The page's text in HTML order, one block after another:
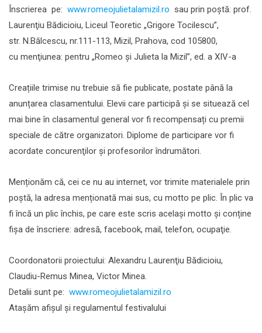
Înscrierea pe: www.romeojulietalamizil.ro sau prin poştă: prof.
Laurenţiu Bădicioiu, Liceul Teoretic „Grigore Tocilescu”,
str. N.Bălcescu, nr.111-113, Mizil, Prahova, cod 105800,
cu menţiunea: pentru „Romeo şi Julieta la Mizil”, ed. a XIV-a
Creațiile trimise nu trebuie să fie publicate, postate până la
anunțarea clasamentului. Elevii care participă și se situează cel
mai bine în clasamentul general vor fi recompensați cu premii
speciale de către organizatori. Diplome de participare vor fi
acordate concurenţilor şi profesorilor îndrumători.
Menționăm că, cei ce nu au internet, vor trimite materialele prin
poştă, la adresa menționată mai sus, cu motto pe plic. În plic va
fi încă un plic închis, pe care este scris acelaşi motto și conține
fişa de înscriere: adresă, facebook, mail, telefon, ocupaţie.
Coordonatorii proiectului: Alexandru Laurenţiu Bădicioiu,
Claudiu-Remus Minea, Victor Minea.
Detalii sunt pe: www.romeojulietalamizil.ro
Atașăm afișul și regulamentul festivalului